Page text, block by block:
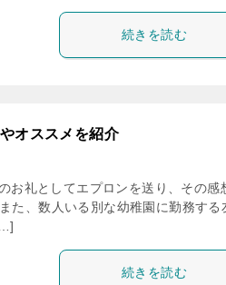
続きを読む
オススメを紹介
礼としてエプロンを送り、その感
た、数人いる別な幼稚園に勤務する
続きを読む